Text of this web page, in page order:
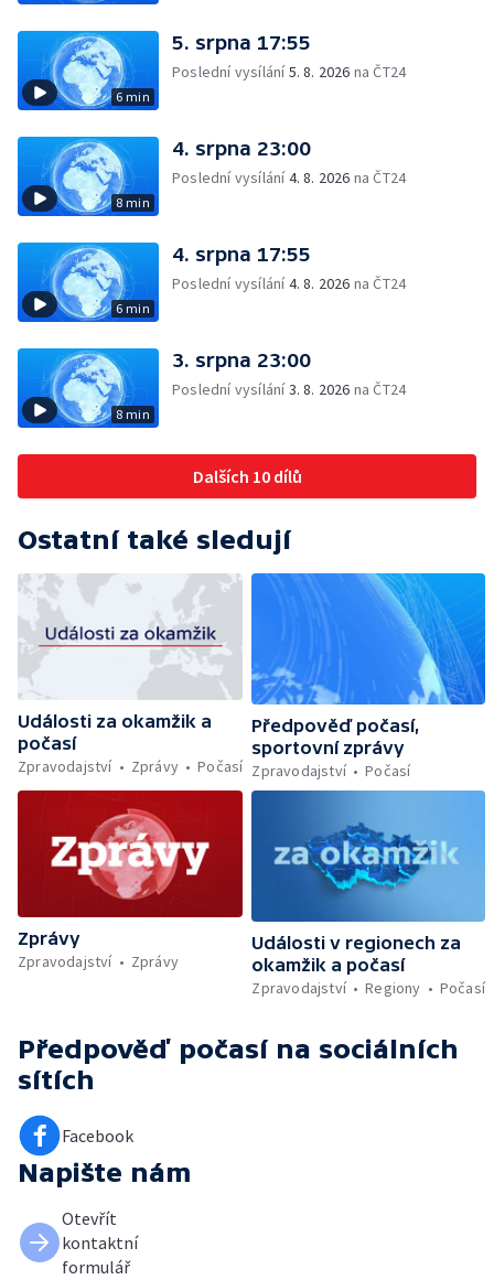
6 min
5. srpna 17:55
Poslední vysílání5. 8. 2026 na ČT24
8 min
4. srpna 23:00
Poslední vysílání4. 8. 2026 na ČT24
6 min
4. srpna 17:55
Poslední vysílání4. 8. 2026 na ČT24
8 min
3. srpna 23:00
Poslední vysílání3. 8. 2026 na ČT24
Dalších 10 dílů
Ostatní také sledují
Události za okamžik a
počasí
Zpravodajství
Zprávy Počasí
Předpověď počasí,
sportovní zprávy
Zpravodajství
Počasí
Zprávy
Zpravodajství
Zprávy
Události v regionech za
okamžik a počasí
Zpravodajství
Regiony Počasí
Předpověď počasí na sociálních
sítích
Facebook
Napište nám
Otevřít
kontaktní
formulář